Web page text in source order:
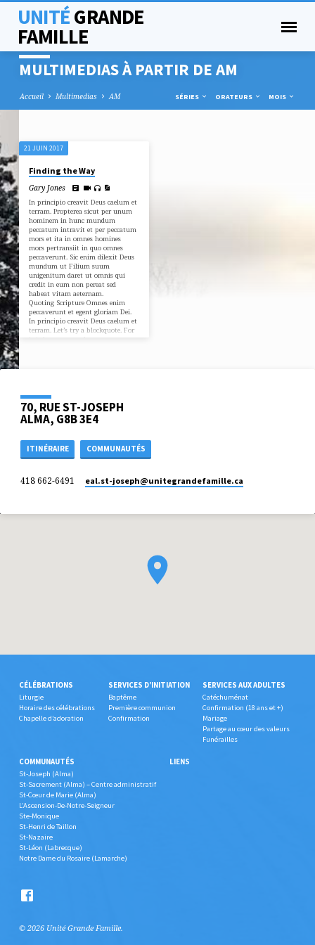
UNITÉGRANDE
FAMILLE
MULTIMEDIAS À PARTIR DE AM
Accueil Multimedias AM SÉRIES ORATEURS MOIS
MULTIMEDIAS
PARTIR
DE
AM
21 JUIN 2017
Finding the Way
Gary Jones
In principio creavit Deus caelum et
terram. Propterea sicut per unum
hominem in hunc mundum
peccatum intravit et per peccatum
mors et ita in omnes homines
mors pertransiit in quo omnes
peccaverunt. Sic enim dilexit Deus
mundum ut Filium suum
unigenitum daret ut omnis qui
credit in eum non pereat sed
habeat vitam aeternam.
Quoting Scripture Omnes enim
peccaverunt et egent gloriam Dei.
In principio creavit Deus caelum et
terram. Let’s try a blockquote. For
70, RUE ST-JOSEPH
ALMA, G8B 3E4
ITINÉRAIRE COMMUNAUTÉS
418 662-6491 eal.st-joseph​@unitegrandefamille.ca
CÉLÉBRATIONS
Liturgie
Horaire des célébrations
Chapelle d’adoration
SERVICES D’INITIATION
Baptême
Première communion
Confirmation
SERVICES AUX ADULTES
Catéchuménat
Confirmation (18 ans et +)
Mariage
Partage au cœur des valeurs
Funérailles
COMMUNAUTÉS
St-Joseph (Alma)
St-Sacrement (Alma) – Centre administratif
St-Cœur de Marie (Alma)
L’Ascension-De-Notre-Seigneur
Ste-Monique
St-Henri de Taillon
St-Nazaire
St-Léon (Labrecque)
Notre Dame du Rosaire (Lamarche)
LIENS
© 2026 Unité Grande Famille.